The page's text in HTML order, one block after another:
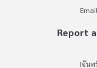
Report
(จันท